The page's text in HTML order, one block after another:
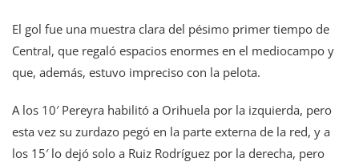
El gol fue una muestra clara del pésimo primer tiempo de
Central, que regaló espacios enormes en el mediocampo y
que, además, estuvo impreciso con la pelota.
A los 10′ Pereyra habilitó a Orihuela por la izquierda, pero
esta vez su zurdazo pegó en la parte externa de la red, y a
los 15′ lo dejó solo a Ruiz Rodríguez por la derecha, pero